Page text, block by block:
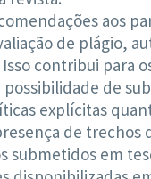
aos
de plágio,
contribui para
possibilidade de
explícitas
de trechos
submetidos em